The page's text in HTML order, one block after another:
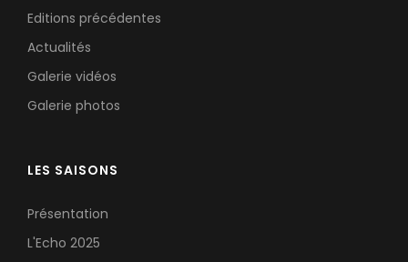
Editions précédentes
Actualités
Galerie vidéos
Galerie photos
LES SAISONS
Présentation
L'Echo 2025